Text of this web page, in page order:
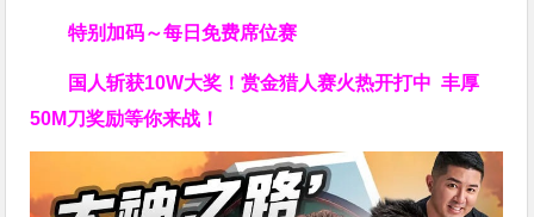
特别加码～每日免费席位赛
国人斩获10W大奖！赏金猎人赛火热开打中 丰厚
50M刀奖励等你来战！